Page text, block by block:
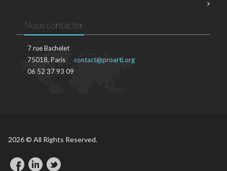
Nous contacter
7 rue Bachelet
75018, Paris
06 52 37 93 09
contact@proarti.org
2026 © All Rights Reserved.